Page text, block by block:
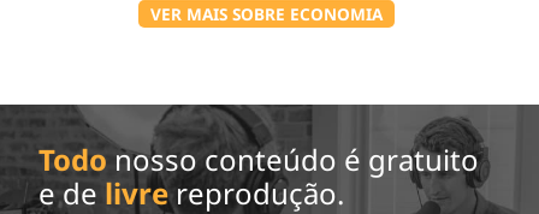
VER MAIS SOBRE ECONOMIA
Todo nosso conteúdo é gratuito
e de livrereprodução.